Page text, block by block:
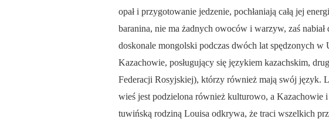
opał i przygotowanie jedzenie, pochłaniają całą jej
baranina, nie ma żadnych owoców i warzyw, zaś
doskonale mongolski podczas dwóch lat spędzonych w
Kazachowie, posługujący się językiem kazachskim,
Federacji Rosyjskiej), którzy również mają swój język.
wieś jest podzielona również kulturowo, a
tuwińską rodziną Louisa odkrywa, że traci wszelkich